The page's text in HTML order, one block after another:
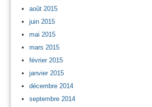
août 2015
juin 2015
mai 2015
mars 2015
février 2015
janvier 2015
décembre 2014
septembre 2014